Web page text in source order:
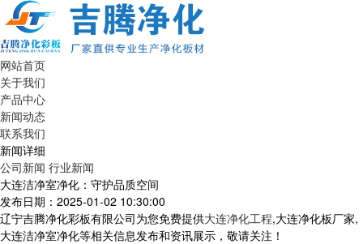
网站首页
关于我们
产品中心
新闻动态
联系我们
新闻详细
公司新闻 行业新闻
大连洁净室净化：守护品质空间
发布日期：2025-01-02 10:30:00
辽宁吉腾净化彩板有限公司为您免费提供大连净化工程,大连净化板厂家,
大连洁净室净化等相关信息发布和资讯展示，敬请关注！